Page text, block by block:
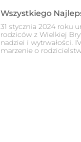
Wszystkiego
31 stycznia 2024 roku
rodziców z Wielkiej
nadziei i wytrwałości.
marzenie o